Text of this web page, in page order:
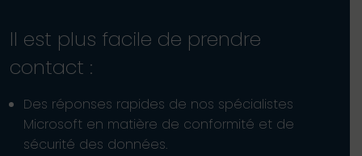
Il est plus facile de prendre
contact :
Des réponses rapides de nos spécialistes
Microsoft en matière de conformité et de
sécurité des données.